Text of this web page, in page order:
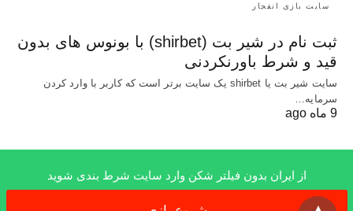
سایت بازی انفجار
ثبت نام در شیر بت (shirbet) با بونوس های بدون
قید و شرط باورنکردنی
سایت شیر بت یا shirbet یک سایت برتر است که کاربر با وارد کردن
سرمایه…
9 ماه ago
از ایران بدون فیلتر شکن وارد سایت شرط بندی شوید